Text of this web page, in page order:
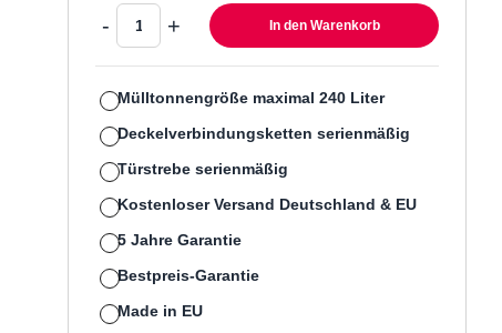
- + In den Warenkorb
Mülltonnengröße maximal 240 Liter
Deckelverbindungsketten serienmäßig
Türstrebe serienmäßig
Kostenloser Versand Deutschland & EU
5 Jahre Garantie
Bestpreis-Garantie
Made in EU